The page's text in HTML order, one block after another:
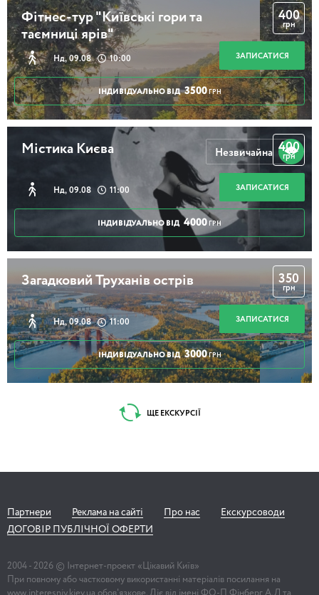
Фітнес-тур "Київські гори та
таємниці ярів"
Нд, 09.08 10:00
400
грн
ЗАПИСАТИСЯ
ІНДИВІДУАЛЬНО ВІД 3500 ГРН
Містика Києва
Нд, 09.08 11:00
400
грн
ЗАПИСАТИСЯ
ІНДИВІДУАЛЬНО ВІД 4000 ГРН
Незвичайна
Загадковий Труханів острів
Нд, 09.08 11:00
350
грн
ЗАПИСАТИСЯ
ІНДИВІДУАЛЬНО ВІД 3000 ГРН
ЩЕ ЕКСКУРСІЇ
Партнери Реклама на сайті Про нас
Екскурсоводи
ДОГОВІР ПУБЛІЧНОЇ ОФЕРТИ
2004 - 2026 © Інтернет-проект «Цікавий Київ»
При повному або частковому використанні матеріалів посилання на